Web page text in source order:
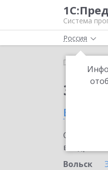
Система
Россия
Главная
в
внедрение
Вольск